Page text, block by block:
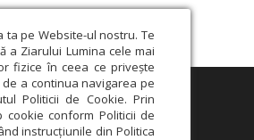
pe Website-ul nostru. Te
a Ziarului Lumina cele mai
fizice în ceea ce privește
a continua navigarea pe
Politicii de Cookie. Prin
conform Politicii de
instrucțiunile din Politica